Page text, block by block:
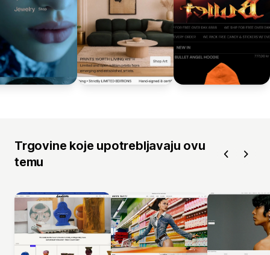
Trgovine koje upotrebljavaju ovu
temu